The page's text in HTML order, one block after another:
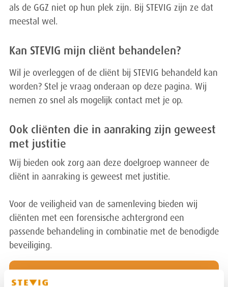
als de GGZ niet op hun plek zijn. Bij STEVIG zijn ze dat
meestal wel.
Kan STEVIG mijn cliënt behandelen?
Wil je overleggen of de cliënt bij STEVIG behandeld kan
worden? Stel je vraag onderaan op deze pagina. Wij
nemen zo snel als mogelijk contact met je op.
Ook cliënten die in aanraking zijn geweest
met justitie
Wij bieden ook zorg aan deze doelgroep wanneer de
cliënt in aanraking is geweest met justitie.
Voor de veiligheid van de samenleving bieden wij
cliënten met een forensische achtergrond een
passende behandeling in combinatie met de benodigde
beveiliging.
Folder Forensische Psychiatrische Afdeling